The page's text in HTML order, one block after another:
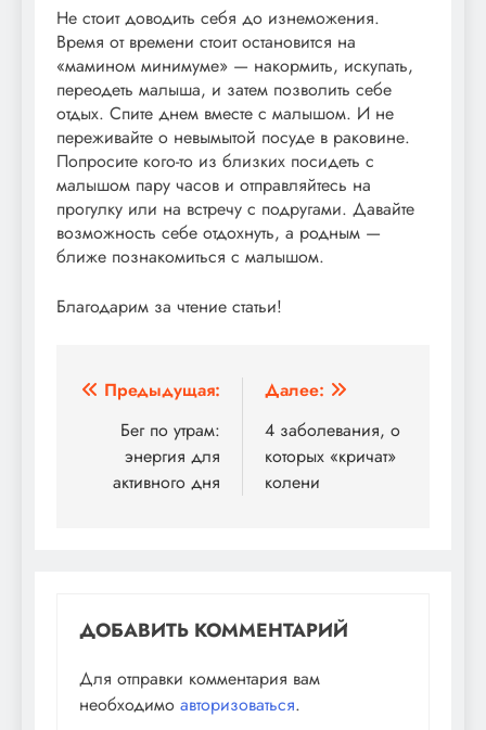
Не стоит доводить себя до изнеможения.
Время от времени стоит остановится на
«мамином минимуме» — накормить, искупать,
переодеть малыша, и затем позволить себе
отдых. Спите днем вместе с малышом. И не
переживайте о невымытой посуде в раковине.
Попросите кого-то из близких посидеть с
малышом пару часов и отправляйтесь на
прогулку или на встречу с подругами. Давайте
возможность себе отдохнуть, а родным —
ближе познакомиться с малышом.
Благодарим за чтение статьи!
Навигация
записям
Предыдущая:
Бег по утрам:
энергия для
активного дня
Далее:
4 заболевания, о
которых «кричат»
колени
ДОБАВИТЬ КОММЕНТАРИЙ
Для отправки комментария вам
необходимо авторизоваться.